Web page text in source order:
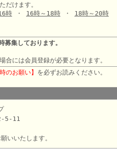
だけます。
時 ・ 16時～18時 ・ 18時～20時
募集しております。
合には会員登録が必要となります。
のお願い】 を必ずお読みください。
5-11
いいたします。